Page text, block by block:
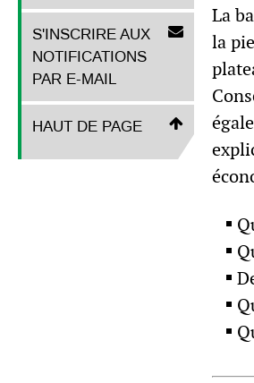
S'INSCRIRE AUX
NOTIFICATIONS
PAR E-MAIL
HAUT DE PAGE
La
la